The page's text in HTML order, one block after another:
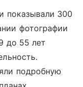
показывали 300
фотографии
до 55 лет
подробную